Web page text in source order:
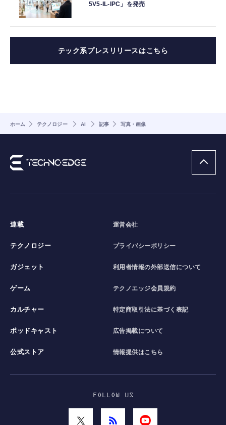
5V5-IL-IPC」を発売
テック系プレスリリースはこちら
ホーム テクノロジー AI 記事 写真・画像
連載
テクノロジー
ガジェット
ゲーム
カルチャー
ポッドキャスト
公式ストア
運営会社
プライバシーポリシー
利用者情報の外部送信について
テクノエッジ会員規約
特定商取引法に基づく表記
広告掲載について
情報提供はこちら
FOLLOW US